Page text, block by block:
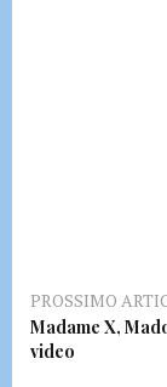
PROSSIMO
Madame X,
video